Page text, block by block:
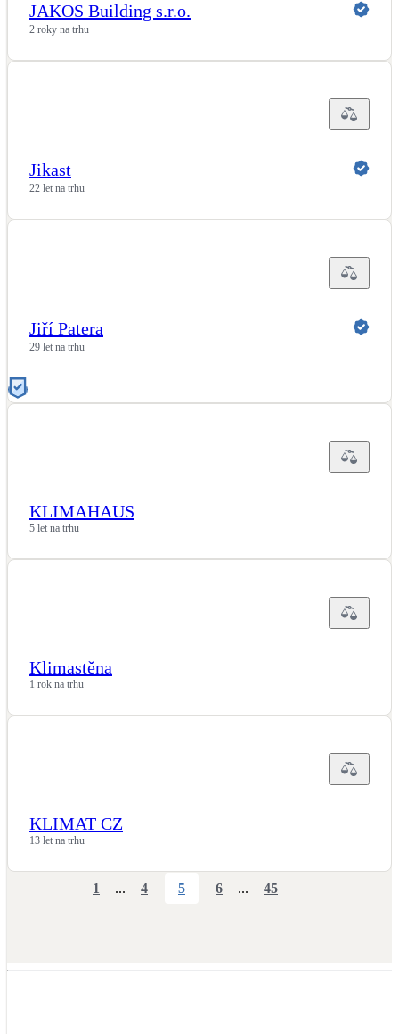
JAKOS Building s.r.o.
2 roky na trhu
Jikast
22 let na trhu
Jiří Patera
29 let na trhu
KLIMAHAUS
5 let na trhu
Klimastěna
1 rok na trhu
KLIMAT CZ
13 let na trhu
1 ... 4 5 6 ... 45